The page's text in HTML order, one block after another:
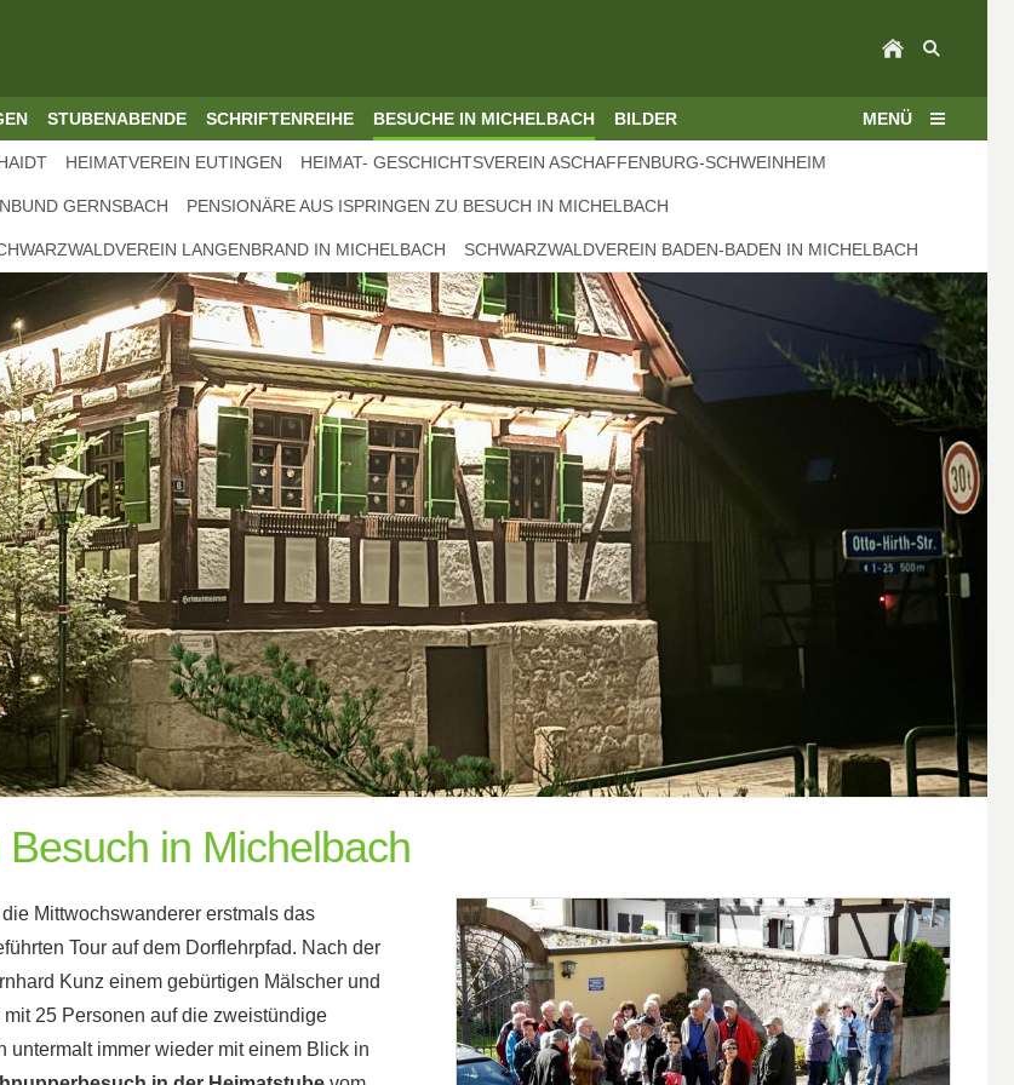
STUBENABENDE SCHRIFTENREIHE BESUCHE IN MICHELBACH BILDER MENÜ
HEIMATVEREIN EUTINGEN HEIMAT- GESCHICHTSVEREIN ASCHAFFENBURG-SCHWEINHEIM
GERNSBACH PENSIONÄRE AUS ISPRINGEN ZU BESUCH IN MICHELBACH
LANGENBRAND IN MICHELBACH SCHWARZWALDVEREIN BADEN-BADEN IN MICHELBACH
in Michelbach
Mittwochswanderer erstmals das
Tour auf dem Dorflehrpfad. Nach der
Kunz einem gebürtigen Mälscher und
25 Personen auf die zweistündige
immer wieder mit einem Blick in